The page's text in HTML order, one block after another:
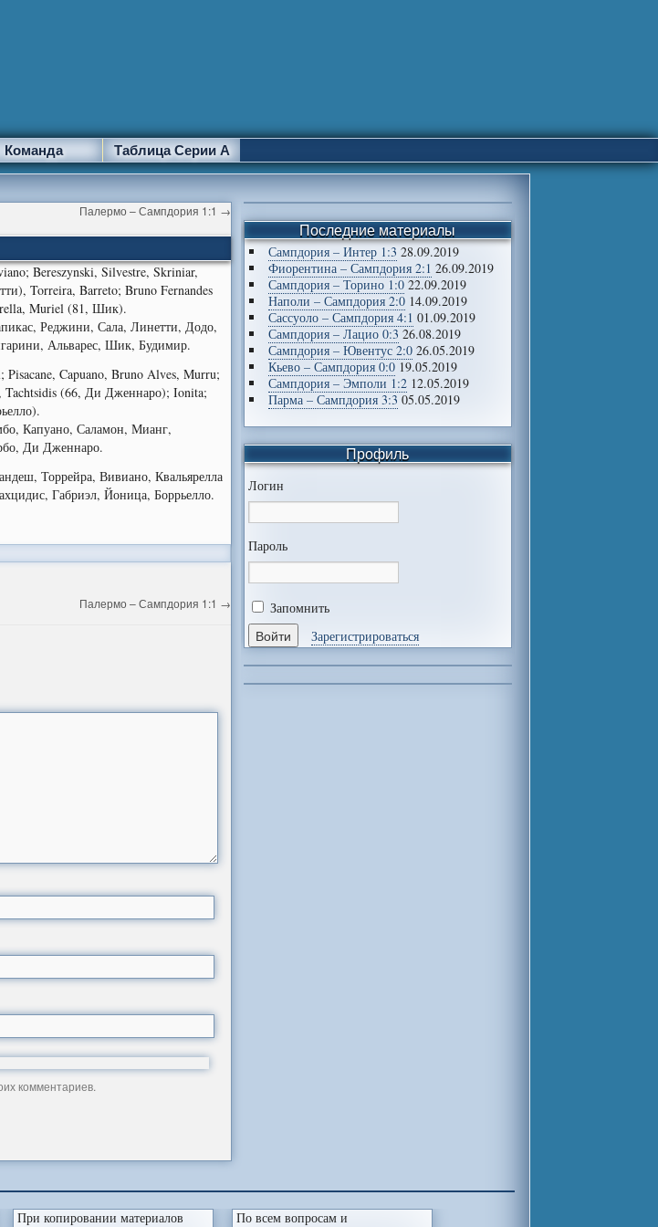
Команда Таблица Серии А
Палермо – Сампдория 1:1 →
Bereszynski, Silvestre, Skriniar,
Torreira, Barreto; Bruno Fernandes
Muriel (81, Шик).
Реджини, Сала, Линетти, Додо,
Альварес, Шик, Будимир.
Pisacane, Capuano, Bruno Alves, Murru;
Tachtsidis (66, Ди Дженнаро); Ionita;
Капуано, Саламон, Мианг,
Ди Дженнаро.
Торрейра, Вивиано, Квальярелла
Габриэл, Йоница, Боррьелло.
Палермо – Сампдория 1:1 →
комментариев.
Последние материалы
Сампдория – Интер 1:3 28.09.2019
Фиорентина – Сампдория 2:1 26.09.2019
Сампдория – Торино 1:0 22.09.2019
Наполи – Сампдория 2:0 14.09.2019
Сассуоло – Сампдория 4:1 01.09.2019
Сампдория – Лацио 0:3 26.08.2019
Сампдория – Ювентус 2:0 26.05.2019
Кьево – Сампдория 0:0 19.05.2019
Сампдория – Эмполи 1:2 12.05.2019
Парма – Сампдория 3:3 05.05.2019
Профиль
Логин
Пароль
Запомнить
Зарегистрироваться
При копировании материалов
По всем вопросам и